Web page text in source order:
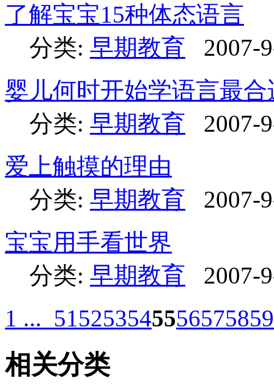
了解宝宝15种体态语言
分类: 早期教育
2007-
婴儿何时开始学语言最合
分类: 早期教育
2007-
爱上触摸的理由
分类: 早期教育
2007-
宝宝用手看世界
分类: 早期教育
2007-
1 ... 515253545556575859
相关分类